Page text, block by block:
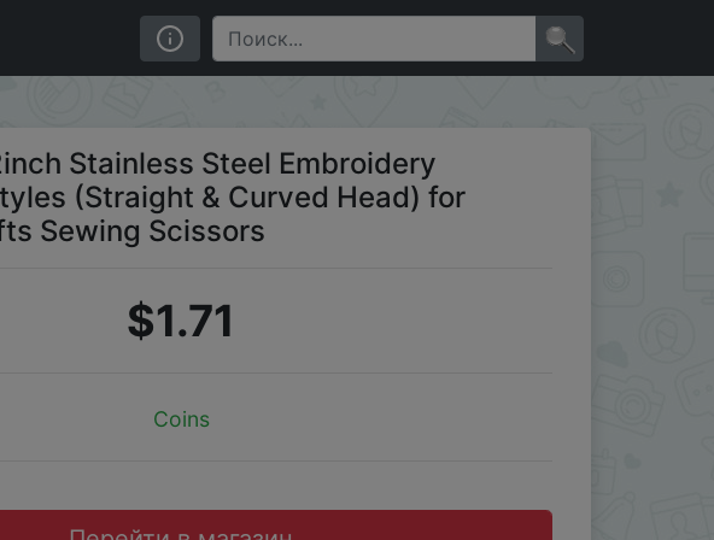
for Sewing & Crafts Sewing Scissors
Stainless Steel Embroidery
(Straight & Curved Head) for
Sewing Scissors
$1.71
Coins